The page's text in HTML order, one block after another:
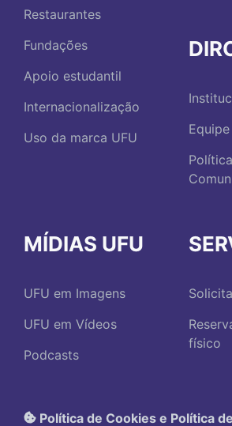
Restaurantes
Fundações
Apoio estudantil
Internacionalização
Uso da marca UFU
Equipe
MÍDIAS UFU
UFU em Imagens
UFU em Vídeos
Podcasts
físico
Política de Cookies e Política